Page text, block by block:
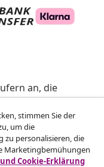
an, die
Aktionen und
stimmen Sie der
um die
zu personalisieren, die
Marketingbemühungen
Cookie-Erklärung